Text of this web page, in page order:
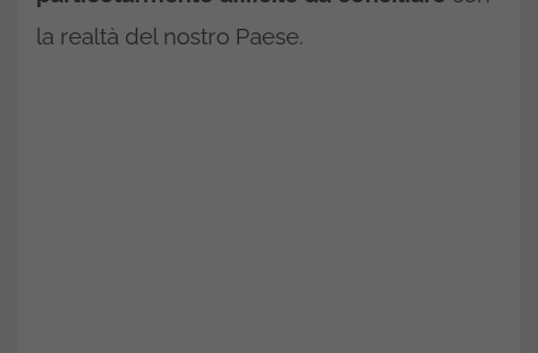
la realtà del nostro Paese.